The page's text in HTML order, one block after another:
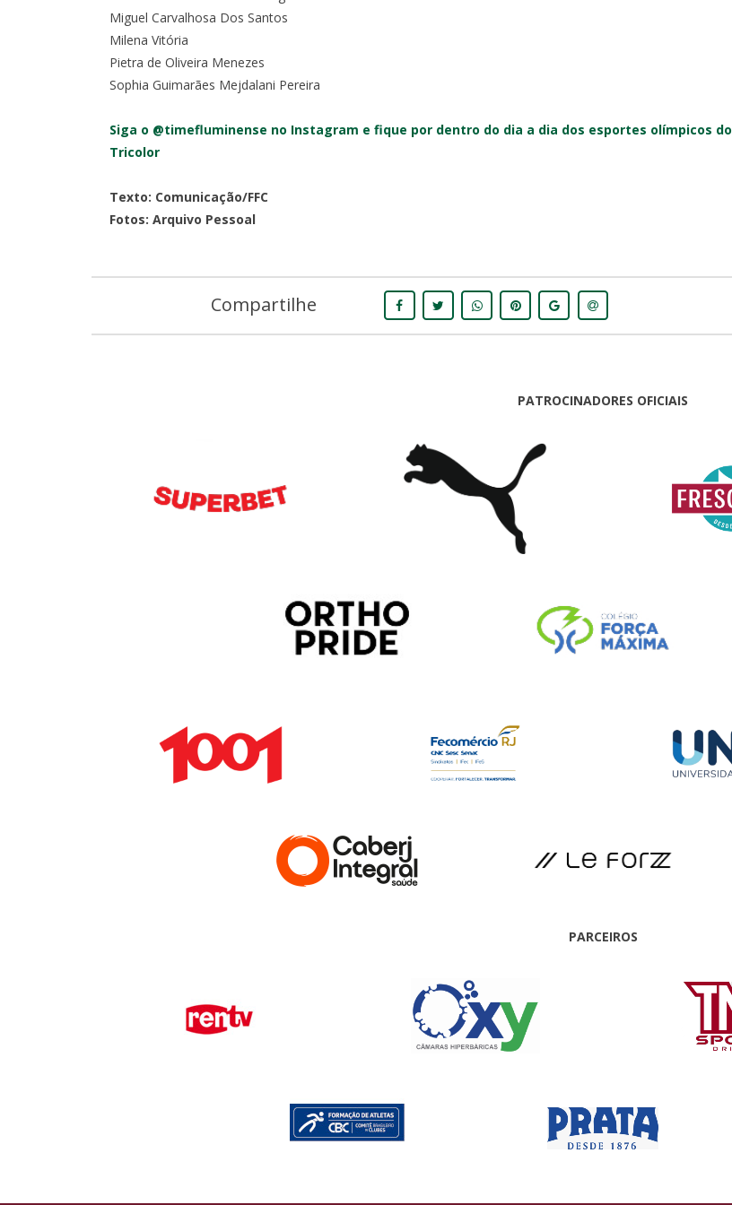
Miguel Carvalhosa Dos Santos
Milena Vitória
Pietra de Oliveira Menezes
Sophia Guimarães Mejdalani Pereira
Siga o @timefluminense no Instagram e fique por dentro do dia a dia dos esportes olímpicos do
Tricolor
Texto: Comunicação/FFC
Fotos: Arquivo Pessoal
Compartilhe
PATROCINADORES OFICIAIS
PARCEIROS